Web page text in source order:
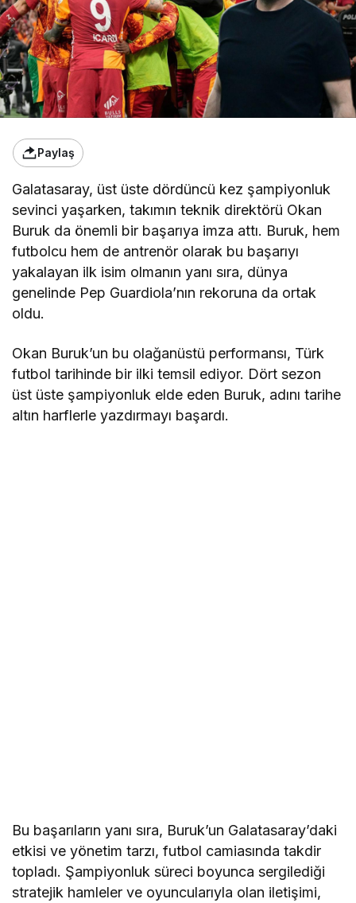
Paylaş
Galatasaray, üst üste dördüncü kez şampiyonluk
sevinci yaşarken, takımın teknik direktörü Okan
Buruk da önemli bir başarıya imza attı. Buruk, hem
futbolcu hem de antrenör olarak bu başarıyı
yakalayan ilk isim olmanın yanı sıra, dünya
genelinde Pep Guardiola’nın rekoruna da ortak
oldu.
Okan Buruk’un bu olağanüstü performansı, Türk
futbol tarihinde bir ilki temsil ediyor. Dört sezon
üst üste şampiyonluk elde eden Buruk, adını tarihe
altın harflerle yazdırmayı başardı.
Bu başarıların yanı sıra, Buruk’un Galatasaray’daki
etkisi ve yönetim tarzı, futbol camiasında takdir
topladı. Şampiyonluk süreci boyunca sergilediği
stratejik hamleler ve oyuncularıyla olan iletişimi,